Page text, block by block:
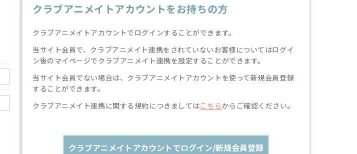
クラブアニメイトアカウントをお持ちの方
クラブアニメイトアカウントでログインすることができます。
当サイト会員で、クラブアニメイト連携をされていないお客様についてはログイ
ン後のマイページでクラブアニメイト連携を設定することができます。
当サイト会員でない場合は、クラブアニメイトアカウントを使って新規会員登録
することができます。
クラブアニメイト連携に関する規約につきましてはこちらからご確認ください。
クラブアニメイトアカウントでログイン/新規会員登録